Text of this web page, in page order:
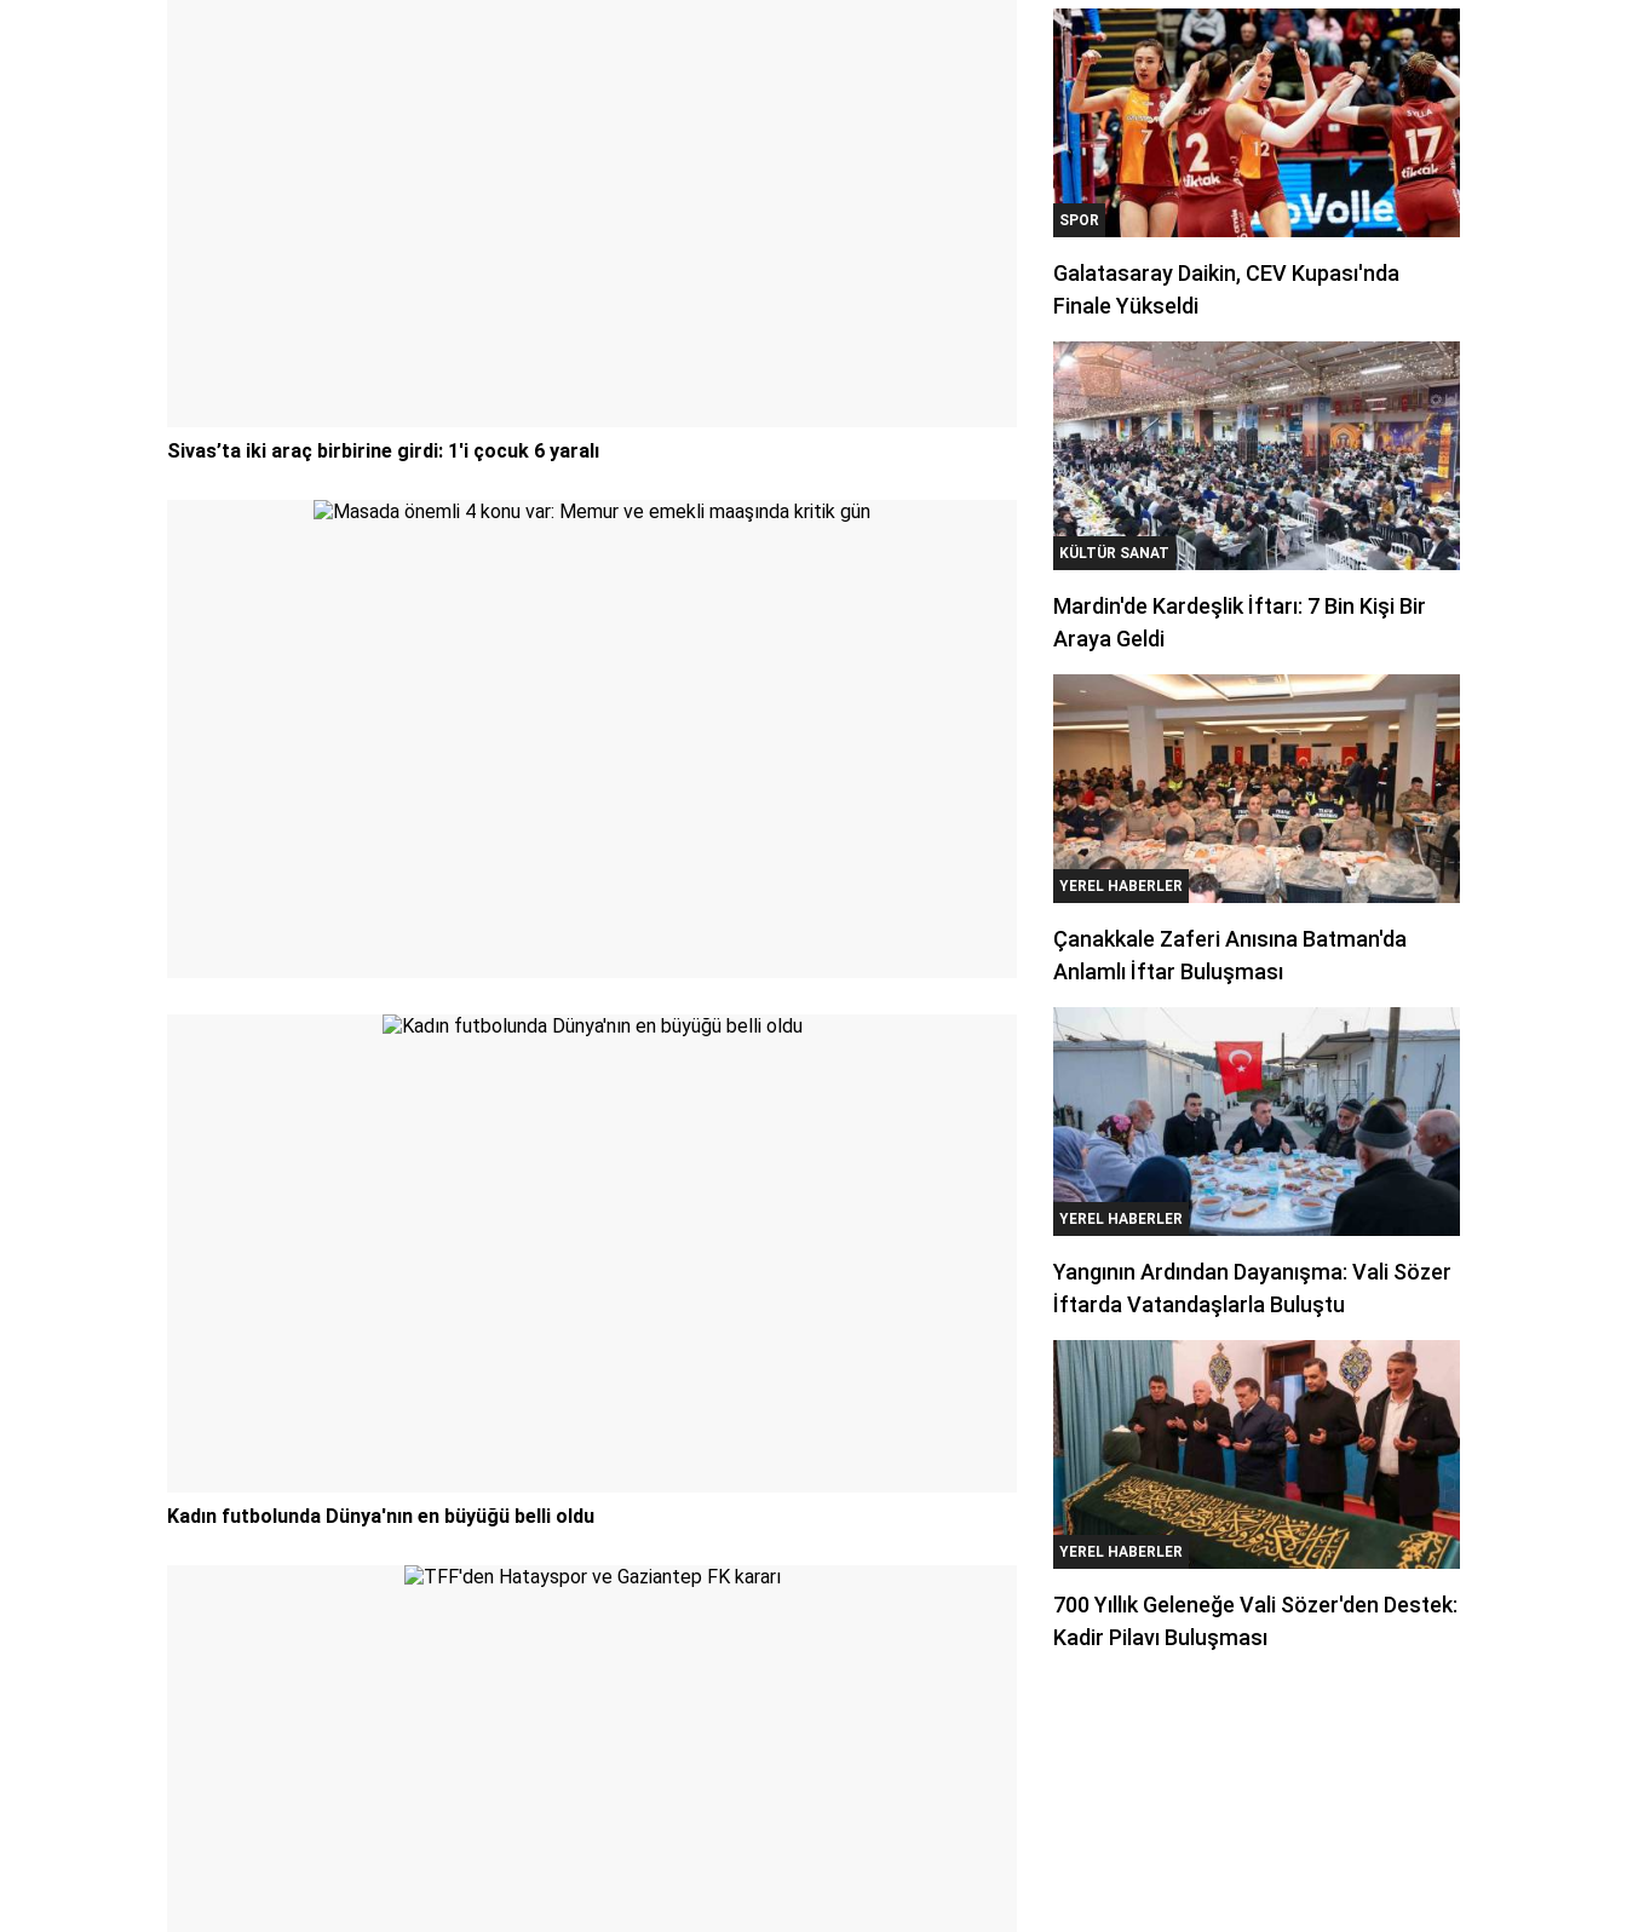
Sivas’ta iki araç birbirine girdi: 1'i çocuk 6 yaralı
Kadın futbolunda Dünya'nın en büyüğü belli oldu
SPOR
Galatasaray Daikin, CEV Kupası'nda
Finale Yükseldi
KÜLTÜR SANAT
Mardin'de Kardeşlik İftarı: 7 Bin Kişi Bir
Araya Geldi
YEREL HABERLER
Çanakkale Zaferi Anısına Batman'da
Anlamlı İftar Buluşması
YEREL HABERLER
Yangının Ardından Dayanışma: Vali Sözer
İftarda Vatandaşlarla Buluştu
YEREL HABERLER
700 Yıllık Geleneğe Vali Sözer'den Destek:
Kadir Pilavı Buluşması